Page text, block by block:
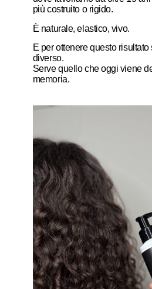
più costruito o rigido.
È naturale, elastico, vivo.
E per ottenere questo
diverso.
Serve quello che oggi viene
memoria.